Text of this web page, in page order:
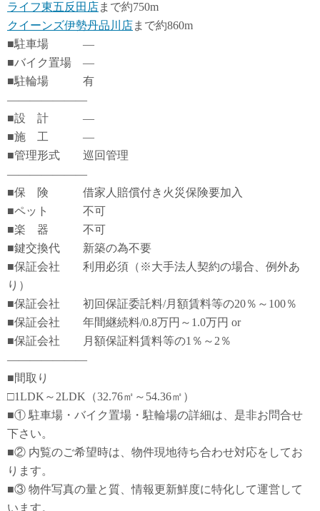
ライフ東五反田店まで約750m
クイーンズ伊勢丹品川店まで約860m
■駐車場 ―
■バイク置場 ―
■駐輪場 有
―――――――
■設 計 ―
■施 工 ―
■管理形式 巡回管理
―――――――
■保 険 借家人賠償付き火災保険要加入
■ペット 不可
■楽 器 不可
■鍵交換代 新築の為不要
■保証会社 利用必須（※大手法人契約の場合、例外あ
り）
■保証会社 初回保証委託料/月額賃料等の20％～100％
■保証会社 年間継続料/0.8万円～1.0万円 or
■保証会社 月額保証料賃料等の1％～2％
―――――――
■間取り
□1LDK～2LDK（32.76㎡～54.36㎡）
■① 駐車場・バイク置場・駐輪場の詳細は、是非お問合せ
下さい。
■② 内覧のご希望時は、物件現地待ち合わせ対応をしてお
ります。
■③ 物件写真の量と質、情報更新鮮度に特化して運営して
います。